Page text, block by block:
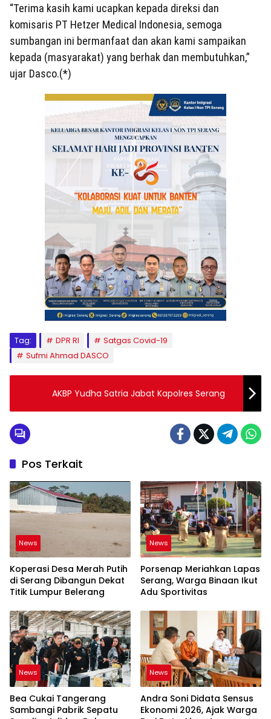
“Terima kasih kami ucapkan kepada direksi dan
komisaris PT Hetzer Medical Indonesia, semoga
sumbangan ini bermanfaat dan akan kami sampaikan
kepada (masyarakat) yang berhak dan membutuhkan,”
ujar Dasco.(*)
Tag: DPR RI
Satgas Covid-19
Sufmi Ahmad DASCO
AKBP Yudha Satria Jabat Kapolres Serang
Pos Terkait
News
Koperasi Desa Merah Putih
di Serang Dibangun Dekat
Titik Lumpur Belerang
News
Porsenap Meriahkan Lapas
Serang, Warga Binaan Ikut
Adu Sportivitas
News
Bea Cukai Tangerang
Sambangi Pabrik Sepatu
News
Andra Soni Didata Sensus
Ekonomi 2026, Ajak Warga